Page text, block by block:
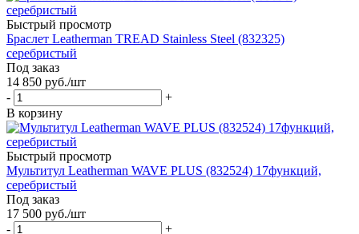
Быстрый просмотр
Браслет Leatherman TREAD Stainless Steel (832325)
серебристый
Под заказ
14 850 руб./шт
-
+
В корзину
Быстрый просмотр
Мультитул Leatherman WAVE PLUS (832524) 17функций,
серебристый
Под заказ
17 500 руб./шт
-
+